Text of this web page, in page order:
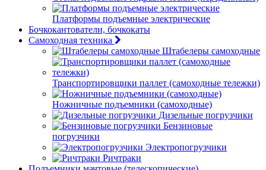
Платформы подъемные электрические
Бочкокантователи, бочкокаты
Самоходная техника
Штабелеры самоходные
Транспортировщики паллет (самоходные тележки)
Ножничные подъемники (самоходные)
Дизельные погрузчики
Бензиновые
погрузчики
Электропогрузчики
Ричтраки